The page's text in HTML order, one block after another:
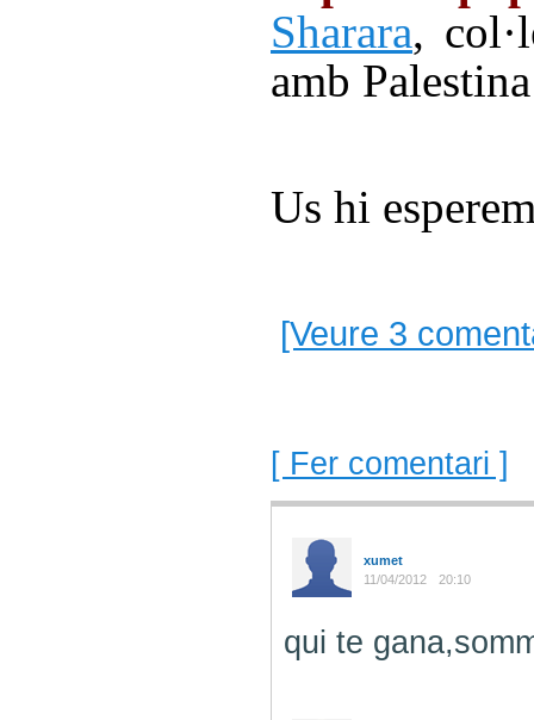
Sharara,
amb
Us hi
[Veure 3
[ Fer comentari ]
xumet
11/04/2012
20:10
qui te